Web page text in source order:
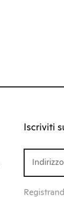
Iscriviti